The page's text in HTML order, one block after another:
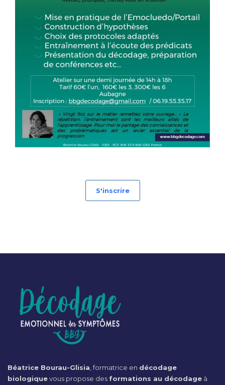
S'inscrire
Béatrice Bourau-Glisia , formatrice en décodage
biologiquevous propose des formations au décodage à